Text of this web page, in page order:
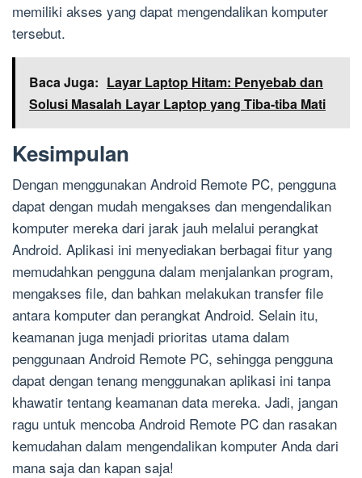
memiliki akses yang dapat mengendalikan komputer
tersebut.
Baca Juga: Layar Laptop Hitam: Penyebab dan
Solusi Masalah Layar Laptop yang Tiba-tiba Mati
Kesimpulan
Dengan menggunakan Android Remote PC, pengguna
dapat dengan mudah mengakses dan mengendalikan
komputer mereka dari jarak jauh melalui perangkat
Android. Aplikasi ini menyediakan berbagai fitur yang
memudahkan pengguna dalam menjalankan program,
mengakses file, dan bahkan melakukan transfer file
antara komputer dan perangkat Android. Selain itu,
keamanan juga menjadi prioritas utama dalam
penggunaan Android Remote PC, sehingga pengguna
dapat dengan tenang menggunakan aplikasi ini tanpa
khawatir tentang keamanan data mereka. Jadi, jangan
ragu untuk mencoba Android Remote PC dan rasakan
kemudahan dalam mengendalikan komputer Anda dari
mana saja dan kapan saja!